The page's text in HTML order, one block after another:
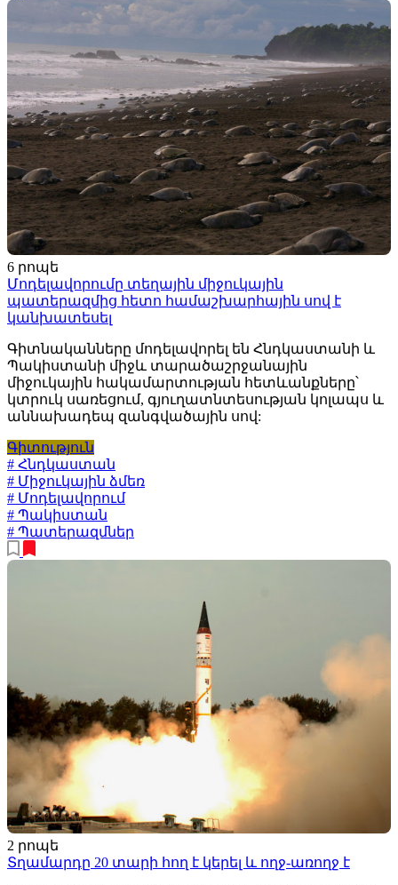
6 րոպե
Մոդելավորումը տեղային միջուկային
պատերազմից հետո համաշխարհային սով է
կանխատեսել
Գիտնականները մոդելավորել են Հնդկաստանի և
Պակիստանի միջև տարածաշրջանային
միջուկային հակամարտության հետևանքները՝
կտրուկ սառեցում, գյուղատնտեսության կոլապս և
աննախադեպ զանգվածային սով:
Գիտություն
# Հնդկաստան
# Միջուկային ձմեռ
# Մոդելավորում
# Պակիստան
# Պատերազմներ
2 րոպե
Տղամարդը 20 տարի հող է կերել և ողջ-առողջ է